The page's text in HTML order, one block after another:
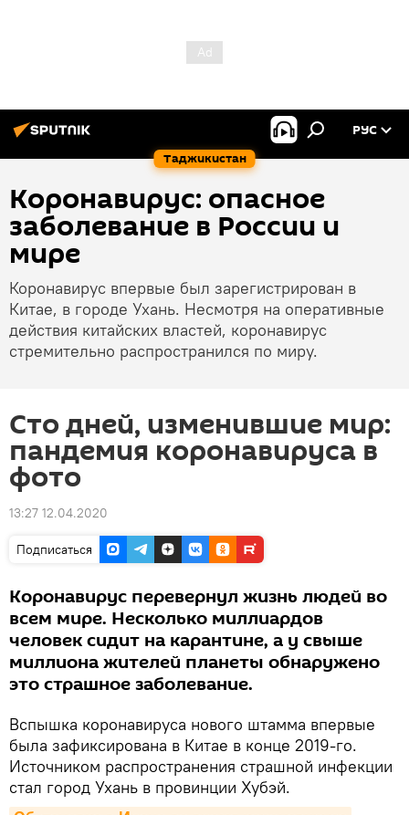
Таджикистан
РУС
Коронавирус: опасное
заболевание в России и
мире
Коронавирус впервые был зарегистрирован в
Китае, в городе Ухань. Несмотря на оперативные
действия китайских властей, коронавирус
стремительно распространился по миру.
Сто дней, изменившие мир:
пандемия коронавируса в
фото
13:27 12.04.2020
Подписаться
Коронавирус перевернул жизнь людей во
всем мире. Несколько миллиардов
человек сидит на карантине, а у свыше
миллиона жителей планеты обнаружено
это страшное заболевание.
Вспышка коронавируса нового штамма впервые
была зафиксирована в Китае в конце 2019-го.
Источником распространения страшной инфекции
стал город Ухань в провинции Хубэй.